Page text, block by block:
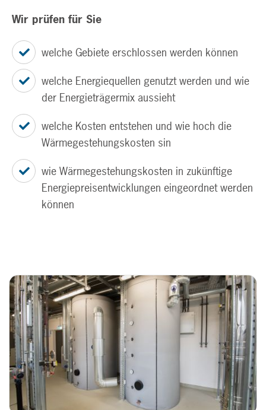
Wir prüfen für Sie
welche Gebiete erschlossen werden können
welche Energiequellen genutzt werden und wie
der Energieträgermix aussieht
welche Kosten entstehen und wie hoch die
Wärmegestehungskosten sin
wie Wärmegestehungskosten in zukünftige
Energiepreisentwicklungen eingeordnet werden
können